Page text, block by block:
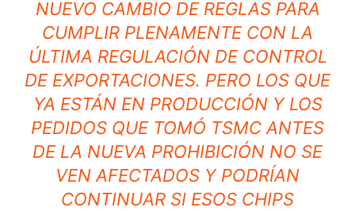
NUEVO CAMBIO DE REGLAS PARA
CUMPLIR PLENAMENTE CON LA
ÚLTIMA REGULACIÓN DE CONTROL
DE EXPORTACIONES. PERO LOS QUE
YA ESTÁN EN PRODUCCIÓN Y LOS
PEDIDOS QUE TOMÓ TSMC ANTES
DE LA NUEVA PROHIBICIÓN NO SE
VEN AFECTADOS Y PODRÍAN
CONTINUAR SI ESOS CHIPS